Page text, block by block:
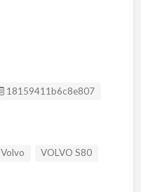
Listing ID
18159411b6c8e807
Volvo VOLVO S80